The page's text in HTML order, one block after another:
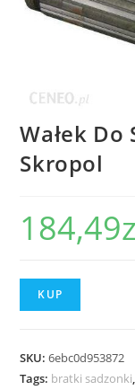
Wałek Do
Skropol
184,49
KUP
SKU:6ebc0d953872
Tags: bratki sadzonki,